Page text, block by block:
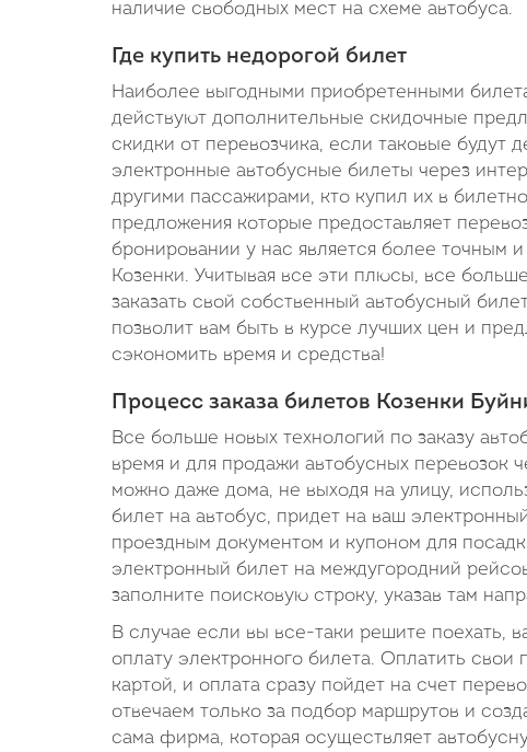
наличие свободных мест на схеме автобуса.
Где купить недорогой билет
Наиболее выгодными приобретенными
действуют дополнительные скидочные
скидки от перевозчика, если таковые будут
электронные автобусные билеты через
другими пассажирами, кто купил их в
предложения которые предоставляет
бронировании у нас является более точным
Козенки. Учитывая все эти плюсы, все
заказать свой собственный автобусный
позволит вам быть в курсе лучших цен и
сэкономить время и средства!
Процесс заказа билетов Козенки
Все больше новых технологий по заказу
время и для продажи автобусных перевозок
можно даже дома, не выходя на улицу,
билет на автобус, придет на ваш
проездным документом и купоном для
электронный билет на междугородний
заполните поисковую строку, указав там
В случае если вы все-таки решите поехать,
оплату электронного билета. Оплатить
картой, и оплата сразу пойдет на счет
отвечаем только за подбор маршрутов и
сама фирма, которая осуществляет